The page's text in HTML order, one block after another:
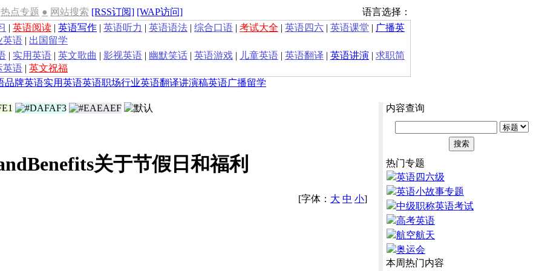
热点专题 ● 网站搜索 [RSS订阅] [WAP访问]
语言选择：
| 英语阅读 | 英语写作 | 英语听力 | 英语语法 | 综合口语 | 考试大全 | 英语四六 | 英语课堂 | 广播英
英语 | 出国留学
| 实用英语 | 英文歌曲 | 影视英语 | 幽默笑话 | 英语游戏 | 儿童英语 | 英语翻译 | 英语讲演 | 求职简
英语 | 英文祝福
品牌英语实用英语英语职场行业英语翻译讲演稿英语广播留学
关于节假日和福利
[字体： 大 中 小]
内容查询
热门专题
英语四六级
英语小故事专题
中级职称英语考试
高考英语
航空航天
奥运会
本周热门内容